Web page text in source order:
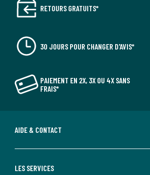
RETOURS GRATUITS*
30 JOURS POUR CHANGER D'AVIS*
PAIEMENT EN 2X, 3X OU 4X SANS
FRAIS*
AIDE & CONTACT
LES SERVICES